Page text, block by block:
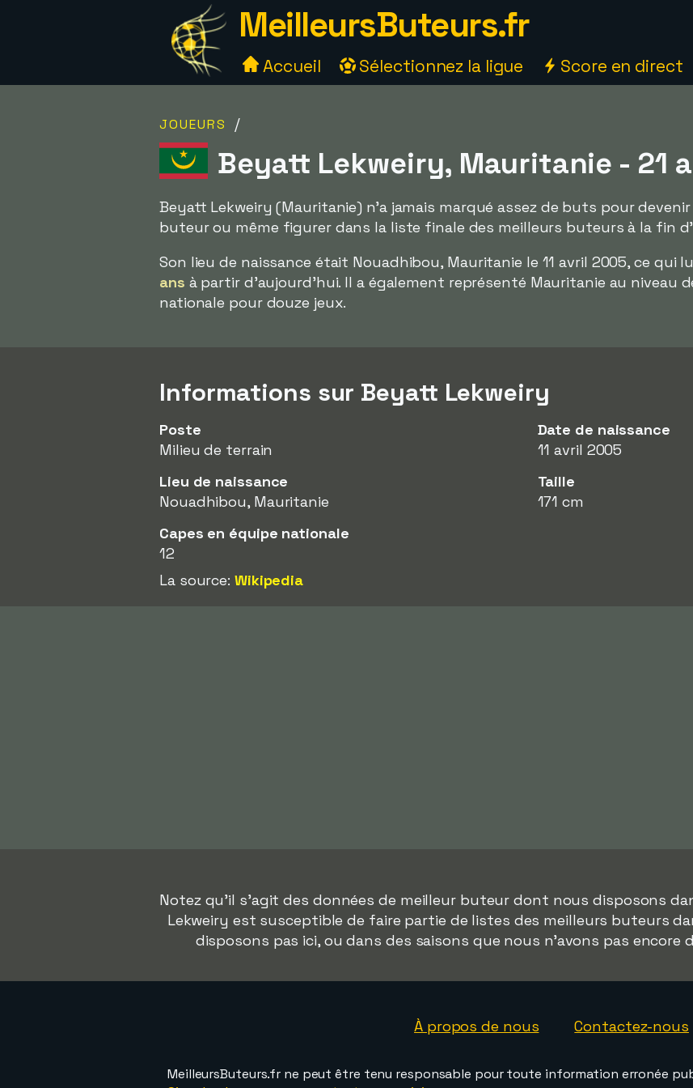
MeilleursButeurs.fr
Accueil Sélectionnez la ligue Score en direct
JOUEURS /
Beyatt Lekweiry, Mauritanie - 21
Beyatt Lekweiry (Mauritanie) n'a jamais marqué assez de buts pour
buteur ou même figurer dans la liste finale des meilleurs buteurs à la fin
Son lieu de naissance était Nouadhibou, Mauritanie le 11 avril 2005, ce qui
ans à partir d'aujourd'hui. Il a également représenté Mauritanie au niveau
nationale pour douze jeux.
Informations sur Beyatt Lekweiry
Poste
Milieu de terrain
Date de naissance
11 avril 2005
Lieu de naissance
Nouadhibou, Mauritanie
Taille
171 cm
Capes en équipe nationale
12
La source: Wikipedia
Notez qu'il s'agit des données de meilleur buteur dont nous disposons
Lekweiry est susceptible de faire partie de listes des meilleurs buteurs
disposons pas ici, ou dans des saisons que nous n'avons pas encore
À propos de nous Contactez-nous
MeilleursButeurs.fr ne peut être tenu responsable pour toute information erronée